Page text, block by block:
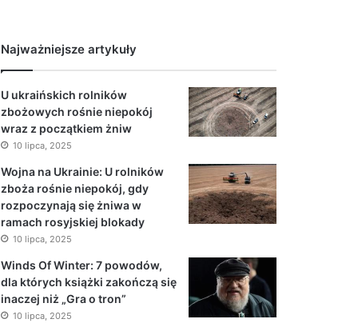
Najważniejsze artykuły
U ukraińskich rolników
zbożowych rośnie niepokój
wraz z początkiem żniw
10 lipca, 2025
Wojna na Ukrainie: U rolników
zboża rośnie niepokój, gdy
rozpoczynają się żniwa w
ramach rosyjskiej blokady
10 lipca, 2025
Winds Of Winter: 7 powodów,
dla których książki zakończą się
inaczej niż „Gra o tron”
10 lipca, 2025